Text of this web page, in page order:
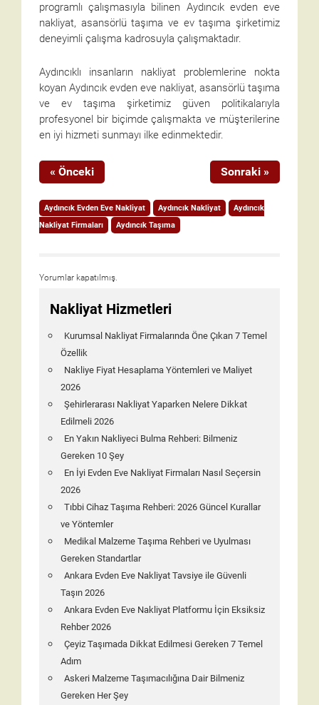
programlı çalışmasıyla bilinen Aydıncık evden eve
nakliyat, asansörlü taşıma ve ev taşıma şirketimiz
deneyimli çalışma kadrosuyla çalışmaktadır.
Aydıncıklı insanların nakliyat problemlerine nokta
koyan Aydıncık evden eve nakliyat, asansörlü taşıma
ve ev taşıma şirketimiz güven politikalarıyla
profesyonel bir biçimde çalışmakta ve müşterilerine
en iyi hizmeti sunmayı ilke edinmektedir.
« Önceki Sonraki »
Aydıncık Evden Eve Nakliyat Aydıncık Nakliyat
Aydıncık
Nakliyat Firmaları
Aydıncık Taşıma
Yorumlar kapatılmış.
Nakliyat Hizmetleri
Kurumsal Nakliyat Firmalarında Öne Çıkan 7 Temel
Özellik
Nakliye Fiyat Hesaplama Yöntemleri ve Maliyet
2026
Şehirlerarası Nakliyat Yaparken Nelere Dikkat
Edilmeli 2026
En Yakın Nakliyeci Bulma Rehberi: Bilmeniz
Gereken 10 Şey
En İyi Evden Eve Nakliyat Firmaları Nasıl Seçersin
2026
Tıbbi Cihaz Taşıma Rehberi: 2026 Güncel Kurallar
ve Yöntemler
Medikal Malzeme Taşıma Rehberi ve Uyulması
Gereken Standartlar
Ankara Evden Eve Nakliyat Tavsiye ile Güvenli
Taşın 2026
Ankara Evden Eve Nakliyat Platformu İçin Eksiksiz
Rehber 2026
Çeyiz Taşımada Dikkat Edilmesi Gereken 7 Temel
Adım
Askeri Malzeme Taşımacılığına Dair Bilmeniz
Gereken Her Şey